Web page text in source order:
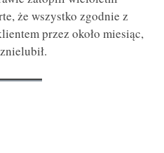
że wszystko zgodnie z
przez około miesiąc,